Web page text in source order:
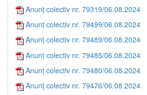
Anunț colectiv nr. 79319/06.08.2024
Anunț colectiv nr. 79499/06.08.2024
Anunț colectiv nr. 79489/06.08.2024
Anunț colectiv nr. 79485/06.08.2024
Anunț colectiv nr. 79480/06.08.2024
Anunț colectiv nr. 79476/06.08.2024